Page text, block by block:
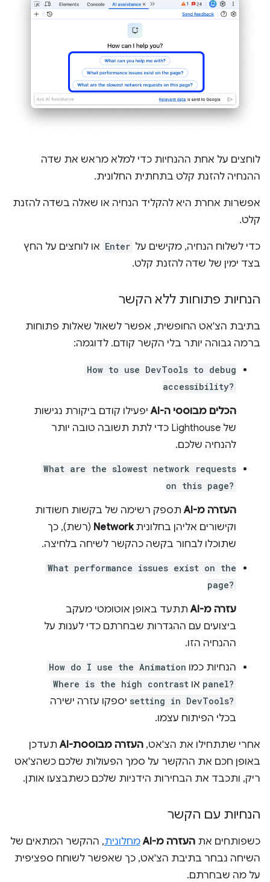
לוחצים על אחת ההנחיות כדי למלא מראש את שדה
ההנחיה להזנת קלט בתחתית החלונית.
אפשרות אחרת היא להקליד הנחיה או שאלה בשדה להזנת
קלט.
כדי לשלוח הנחיה, מקישים על Enter או לוחצים על החץ
בצד ימין של שדה להזנת קלט.
הנחיות פתוחות ללא הקשר
בתיבת הצ'אט החופשית, אפשר לשאול שאלות פתוחות
ברמה גבוהה יותר בלי הקשר קודם. לדוגמה:
How to use DevTools to debug
accessibility?
הכלים מבוססי ה-AI
יפעילו קודם ביקורת נגישות
של Lighthouse כדי לתת תשובה טובה יותר
להנחיה שלכם.
What are the slowest network requests
on this page?
העזרה מ-AI
תספק רשימה של בקשות חשודות
וקישורים אליהן בחלוניתNetwork (רשת), כך
שתוכלו לבחור בקשה כהקשר לשיחה בלחיצה.
What performance issues exist on the
page?
עזרה מ-AI
תתעד באופן אוטומטי מעקב
ביצועים עם ההגדרות שבחרתם כדי לענות על
ההנחיה הזו.
הנחיות כמו How do I use the Animation
panel? או Where is the high contrast
setting in DevTools? יספקו עזרה ישירה
בכלי הפיתוח עצמו.
אחרי שתתחילו את הצ'אט, העזרה מבוססת-AI
תעדכן
באופן חכם את ההקשר על סמך הפעולות שלכם כשהצ'אט
ריק, ותכבד את הבחירות הידניות שלכם כשתבצעו אותן.
הנחיות עם הקשר
כשפותחים את העזרה מ-AI מחלונית, ההקשר המתאים של
השיחה נבחר בתיבת הצ'אט, כך שאפשר לשוחח ספציפית
על מה שבחרתם.